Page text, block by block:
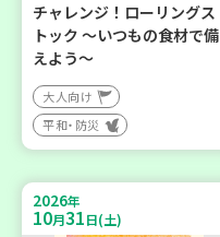
チャレンジ！ローリングス
トック ～いつもの食材で備
えよう～
大人向け
平和・防災
2026年
10月31日(土)